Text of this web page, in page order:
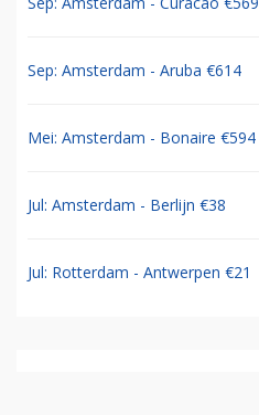
Sep: Amsterdam - Aruba €614
Mei: Amsterdam - Bonaire €594
Jul: Amsterdam - Berlijn €38
Jul: Rotterdam - Antwerpen €21